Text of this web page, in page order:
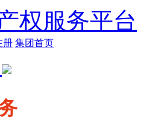
权服务平台
册 集团首页